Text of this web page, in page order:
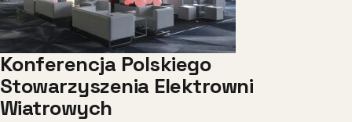
Konferencja Polskiego
Stowarzyszenia Elektrowni
Wiatrowych